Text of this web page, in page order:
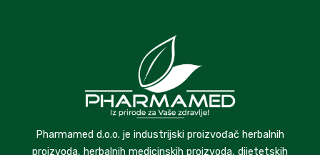
Pharmamed d.o.o. je industrijski proizvođač herbalnih
proizvoda, herbalnih medicinskih proizvoda, dijetetskih